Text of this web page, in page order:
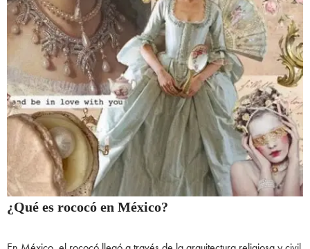
¿Qué es rococó en México?